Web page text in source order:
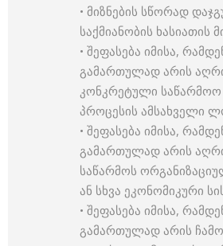
• მიზნების სწორად
საქმიანობის ხასიათის
• შეფასება იმისა,
გამართულად არის
კონკრეტული
პროცესის ამსახველი
• შეფასება იმისა,
გამართულად არის
საწარმოს
ან სხვა ეკონომიკური
• შეფასება იმისა,
გამართულად არის